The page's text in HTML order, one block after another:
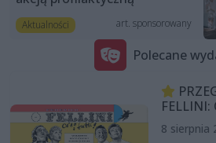
Aktualności art. sponsorowany
Polecane
FELLINI:
8 sierpnia